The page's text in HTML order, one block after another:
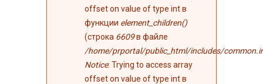
offset on value of type int в
функции element_children()
(строка 6609в файле
/home/prportal/public_html/includes/
Notice: Trying to access array
offset on value of type int в